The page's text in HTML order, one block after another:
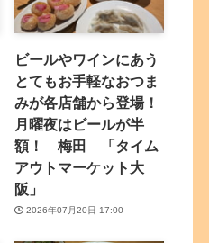
ビールやワインにあう
とてもお手軽なおつま
みが各店舗から登場！
月曜夜はビールが半
額！ 梅田 「タイム
アウトマーケット大
阪」
2026年07月20日 17:00